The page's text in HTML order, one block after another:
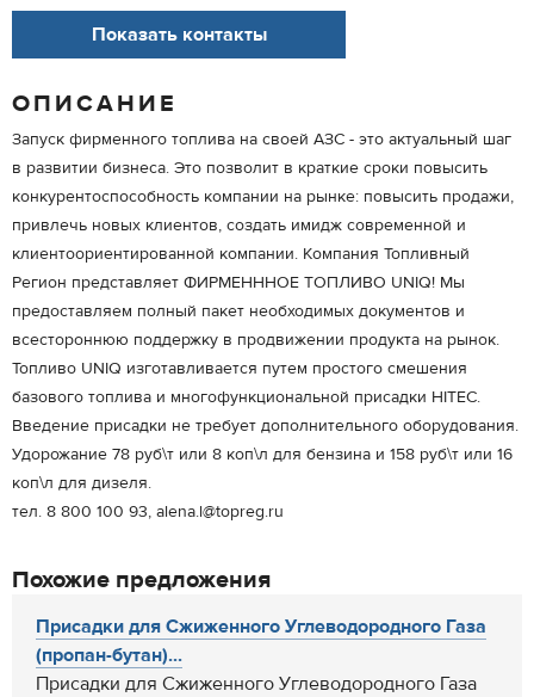
Показать контакты
ОПИСАНИЕ
Запуск фирменного топлива на своей АЗС - это актуальный шаг
в развитии бизнеса. Это позволит в краткие сроки повысить
конкурентоспособность компании на рынке: повысить продажи,
привлечь новых клиентов, создать имидж современной и
клиентоориентированной компании. Компания Топливный
Регион представляет ФИРМЕНННОЕ ТОПЛИВО UNIQ! Мы
предоставляем полный пакет необходимых документов и
всестороннюю поддержку в продвижении продукта на рынок.
Топливо UNIQ изготавливается путем простого смешения
базового топлива и многофункциональной присадки HITEC.
Введение присадки не требует дополнительного оборудования.
Удорожание 78 руб\т или 8 коп\л для бензина и 158 руб\т или 16
коп\л для дизеля.
тел. 8 800 100 93, alena.l@topreg.ru
Похожие предложения
Присадки для Сжиженного Углеводородного Газа
(пропан-бутан)...
Присадки для Сжиженного Углеводородного Газа